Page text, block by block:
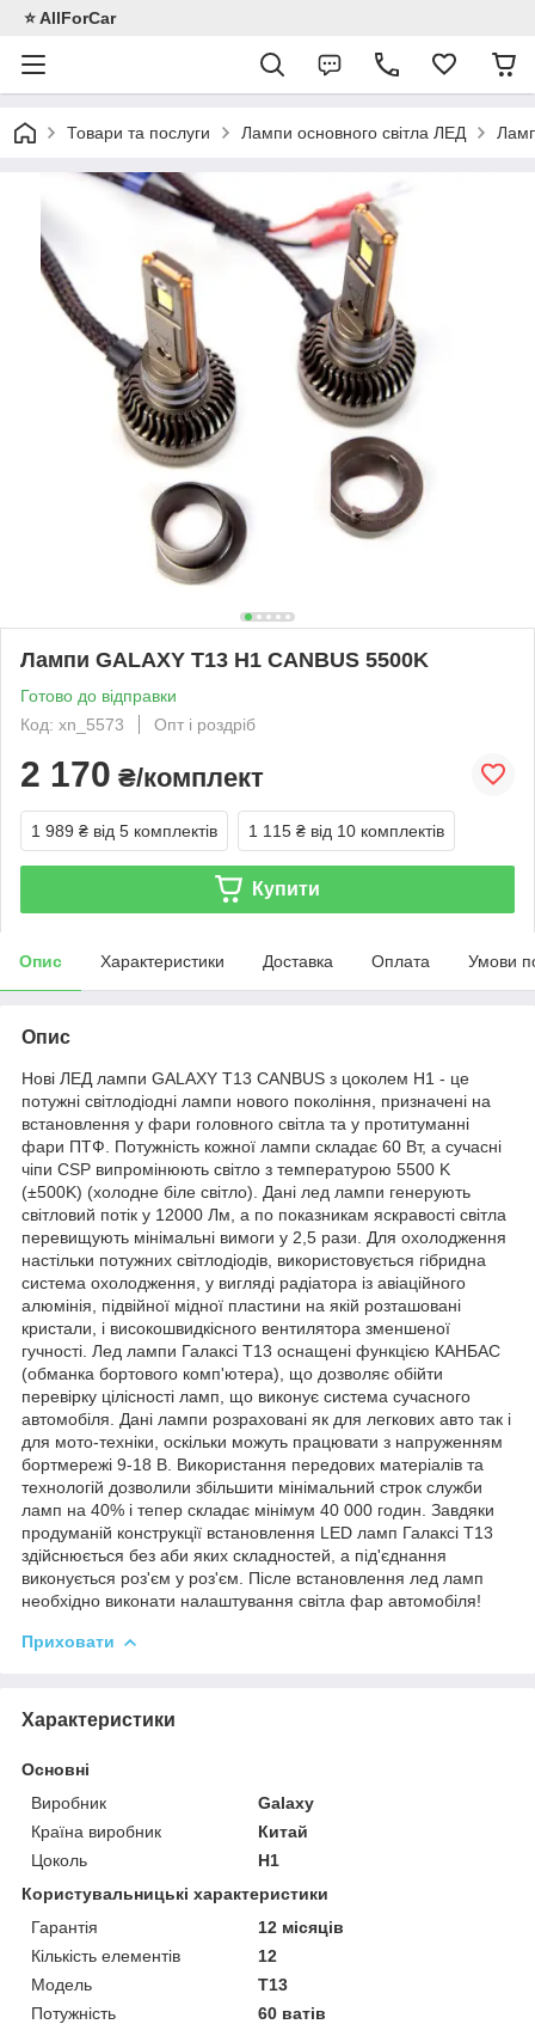
⭐️ AllForCar
Товари та послуги Лампи основного світла ЛЕД
Лампи GALAXY T13 H1 CANBUS 5500K
Готово до відправки
Код: xn_5573
Опт і роздріб
2 170 ₴/комплект
1 989 ₴ від 5 комплектів 1 115 ₴ від 10 комплектів
Купити
Опис Характеристики Доставка Оплата Умови
Опис
Нові ЛЕД лампи GALAXY T13 CANBUS з цоколем H1 - це
потужні світлодіодні лампи нового покоління, призначені на
встановлення у фари головного світла та у протитуманні
фари ПТФ. Потужність кожної лампи складає 60 Вт, а сучасні
чіпи CSP випромінюють світло з температурою 5500 K
(±500K) (холодне біле світло). Дані лед лампи генерують
світловий потік у 12000 Лм, а по показникам яскравості світла
перевищують мінімальні вимоги у 2,5 рази. Для охолодження
настільки потужних світлодіодів, використовується гібридна
система охолодження, у вигляді радіатора із авіаційного
алюмінія, підвійної мідної пластини на якій розташовані
кристали, і високошвидкісного вентилятора зменшеної
гучності. Лед лампи Галаксі Т13 оснащені функцією КАНБАС
(обманка бортового комп'ютера), що дозволяє обійти
перевірку цілісності ламп, що виконує система сучасного
автомобіля. Дані лампи розраховані як для легкових авто так і
для мото-техніки, оскільки можуть працювати з напруженням
бортмережі 9-18 В. Використання передових матеріалів та
технологій дозволили збільшити мінімальний строк служби
ламп на 40% і тепер складає мінімум 40 000 годин. Завдяки
продуманій конструкції встановлення LED ламп Галаксі Т13
здійснюється без аби яких складностей, а під'єднання
виконується роз'єм у роз'єм. Післе встановлення лед ламп
необхідно виконати налаштування світла фар автомобіля!
Приховати
Характеристики
Основні
Виробник
Galaxy
Країна виробник
Китай
Цоколь
H1
Користувальницькі характеристики
Гарантія
12 місяців
Кількість елементів
12
Мoдель
T13
Потужність
60 ватів